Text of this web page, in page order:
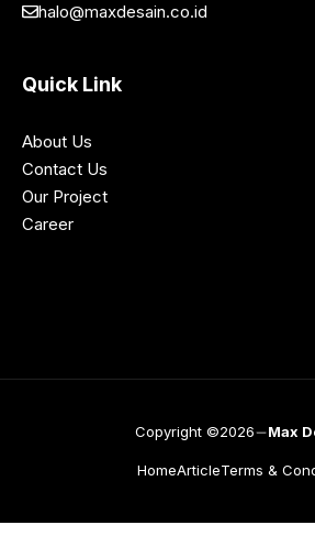
halo@maxdesain.co.id
Quick Link
About Us
Contact Us
Our Project
Career
Copyright ©2026 Max
HomeArticleTerms &